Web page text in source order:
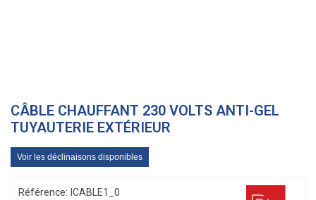
CÂBLE CHAUFFANT 230 VOLTS ANTI-GEL
TUYAUTERIE EXTÉRIEUR
Voir les déclinaisons disponibles
Référence: ICABLE1_0